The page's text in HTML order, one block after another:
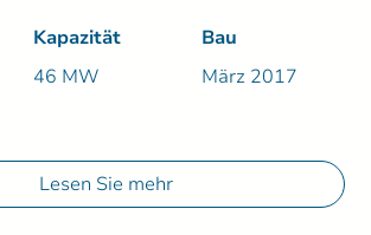
Kapazität
46 MW
Bau
März 2017
Lesen Sie mehr